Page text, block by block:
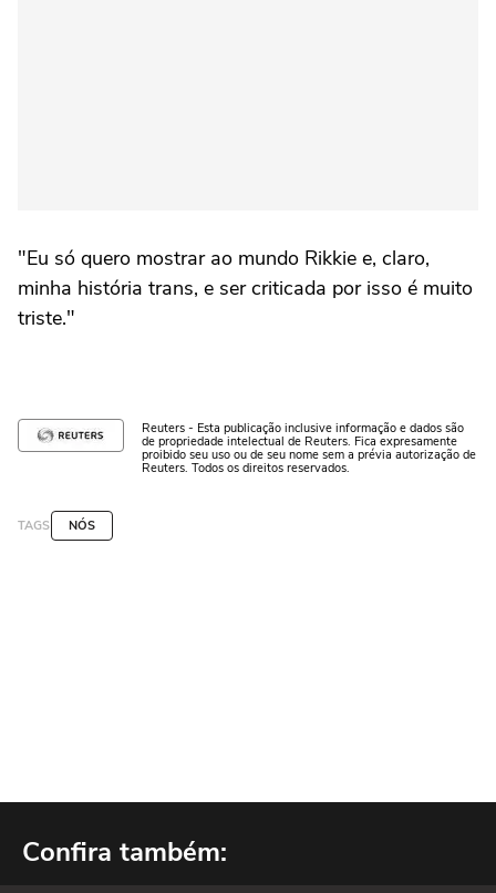
"Eu só quero mostrar ao mundo Rikkie e, claro,
minha história trans, e ser criticada por isso é muito
triste."
Reuters - Esta publicação inclusive informação e dados são
de propriedade intelectual de Reuters. Fica expresamente
proibido seu uso ou de seu nome sem a prévia autorização de
Reuters. Todos os direitos reservados.
TAGS NÓS
Confira também: